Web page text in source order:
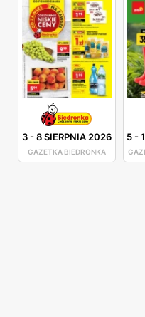
3-8 SIERPNIA 2026
GAZETKA BIEDRONKA
5-